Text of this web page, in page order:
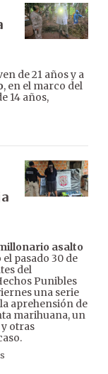
de 21 años y a
, en el marco del
14 años,
asalto
pasado 30 de
del
Punibles
una serie
aprehensión de
marihuana, un
otras